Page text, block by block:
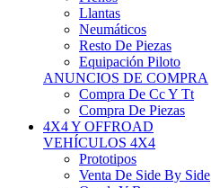
Llantas
Neumáticos
Resto De Piezas
Equipación Piloto
ANUNCIOS DE COMPRA
Compra De Cc Y Tt
Compra De Piezas
4X4 Y OFFROAD
VEHÍCULOS 4X4
Prototipos
Venta De Side By Side